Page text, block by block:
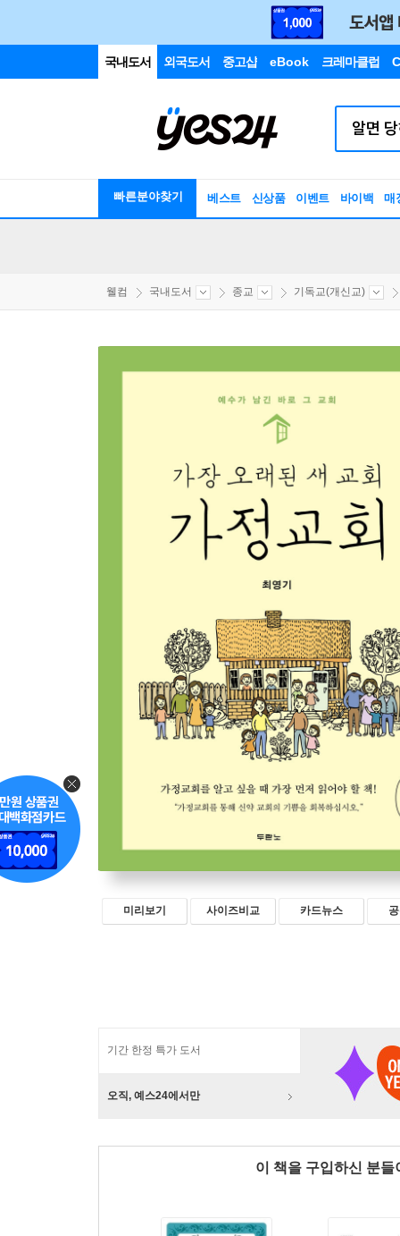
국내도서 외국도서 중고샵 eBook 크레마클럽
빠른분야찾기 베스트 신상품 이벤트 바이백 매
웰컴 국내도서 종교 기독교(개신교)
미리보기 사이즈비교 카드뉴스
기간 한정 특가 도서
오직, 예스24에서만
이 책을 구입하신 분